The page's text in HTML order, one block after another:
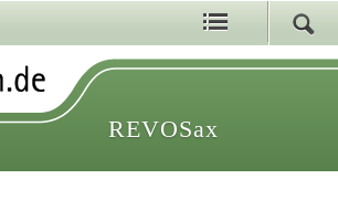
REVOSax